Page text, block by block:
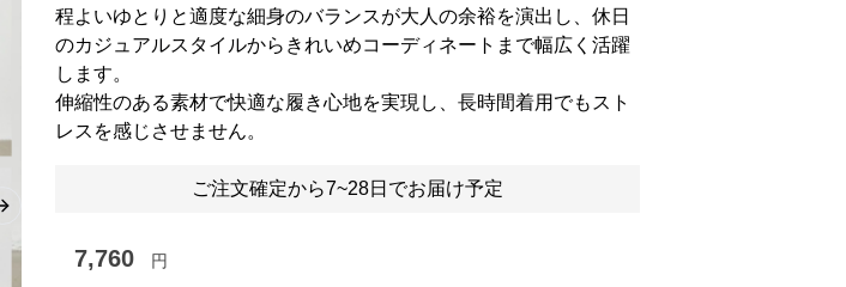
Next slide
程よいゆとりと適度な細身のバランスが大人の余裕を演出し、休日
のカジュアルスタイルからきれいめコーディネートまで幅広く活躍
します。
伸縮性のある素材で快適な履き心地を実現し、長時間着用でもスト
レスを感じさせません。
ご注文確定から7~28日でお届け予定
7,760 円